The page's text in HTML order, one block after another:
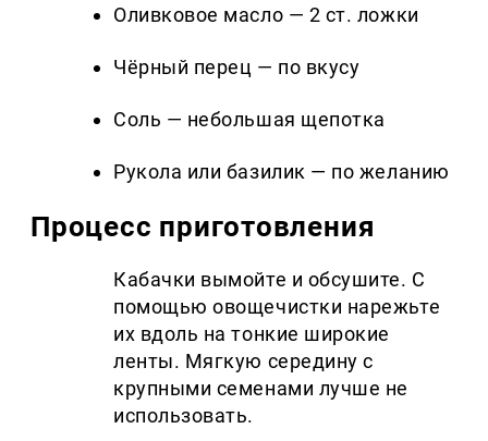
Оливковое масло — 2 ст. ложки
Чёрный перец — по вкусу
Соль — небольшая щепотка
Рукола или базилик — по желанию
Процесс приготовления
Кабачки вымойте и обсушите. С
помощью овощечистки нарежьте
их вдоль на тонкие широкие
ленты. Мягкую середину с
крупными семенами лучше не
использовать.